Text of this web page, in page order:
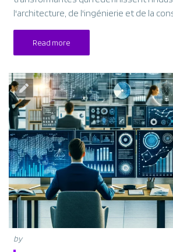
l'architecture, de l'ingénierie et de la
Read more
by